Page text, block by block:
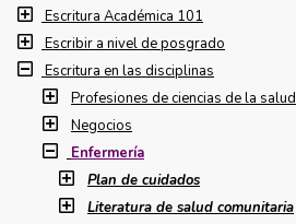
Escritura Académica 101
Escribir a nivel de posgrado
Escritura en las disciplinas
Profesiones de ciencias de la salud
Negocios
Enfermería
Plan de cuidados
Literatura de salud comunitaria